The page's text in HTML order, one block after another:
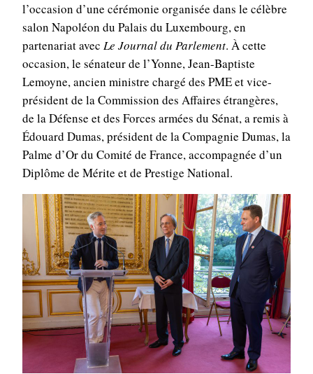
l’occasion d’une cérémonie organisée dans le célèbre
salon Napoléon du Palais du Luxembourg, en
partenariat avec Le Journal du Parlement. À cette
occasion, le sénateur de l’Yonne, Jean-Baptiste
Lemoyne, ancien ministre chargé des PME et vice-
président de la Commission des Affaires étrangères,
de la Défense et des Forces armées du Sénat, a remis à
Édouard Dumas, président de la Compagnie Dumas, la
Palme d’Or du Comité de France, accompagnée d’un
Diplôme de Mérite et de Prestige National.